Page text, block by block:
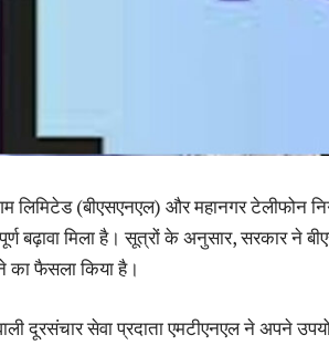
लिमिटेड (बीएसएनएल) और महानगर टेलीफोन
बढ़ावा मिला है। सूत्रों के अनुसार, सरकार ने
का फैसला किया है।
दूरसंचार सेवा प्रदाता एमटीएनएल ने अपने